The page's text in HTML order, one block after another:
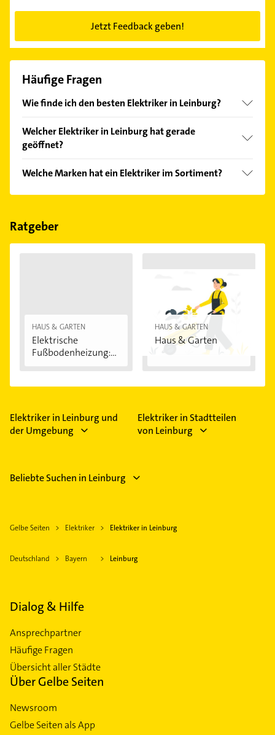
Jetzt Feedback geben!
Häufige Fragen
Wie finde ich den besten Elektriker in Leinburg?
Kundenmeinungen und profitieren Sie von den
Empfehlungen. Die Suchergebnisse können Sie sich
Welcher Elektriker in Leinburg hat gerade
geöffnet?
Bitte beachten Sie, dass diese an Sonn- und
Feiertagen abweichen können.
Welche Marken hat ein Elektriker im Sortiment?
Der Elektriker verkauft Marken wie Junkers.
Ratgeber
HAUS & GARTEN
Elektrische
Fußbodenheizung:
HAUS & GARTEN
Haus & Garten
Elektriker in Leinburg und
der Umgebung
Elektriker in Stadtteilen
von Leinburg
Beliebte Suchen in Leinburg
Gelbe Seiten Elektriker Elektriker in Leinburg
Deutschland Bayern Leinburg
Dialog & Hilfe
Ansprechpartner
Häufige Fragen
Übersicht aller Städte
Über Gelbe Seiten
Newsroom
Gelbe Seiten als App